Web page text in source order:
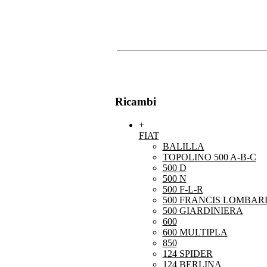
Ricambi
+
FIAT
BALILLA
TOPOLINO 500 A-B-C
500 D
500 N
500 F-L-R
500 FRANCIS
500 GIARDINIERA
600
600 MULTIPLA
850
124 SPIDER
124 BERLINA